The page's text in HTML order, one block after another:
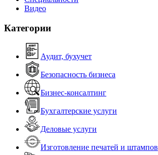
Видео
Категории
Аудит, бухучет
Безопасность бизнеса
Бизнес-консалтинг
Бухгалтерские услуги
Деловые услуги
Изготовление печатей и штампов